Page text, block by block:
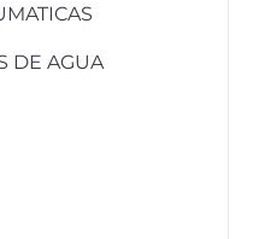
DE AGUA